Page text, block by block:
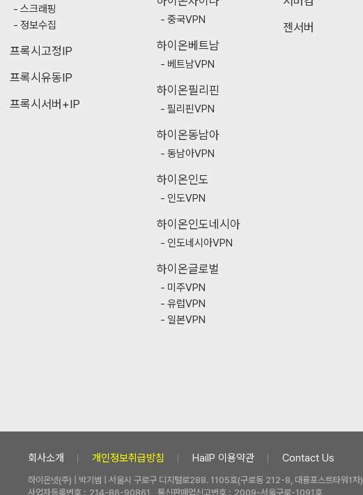
스크래핑
정보수집
프록시고정IP
프록시유동IP
프록시서버+IP
중국VPN
하이온베트남
베트남VPN
하이온필리핀
필리핀VPN
하이온동남아
동남아VPN
하이온인도
인도VPN
하이온인도네시아
인도네시아VPN
하이온글로벌
미주VPN
유럽VPN
일본VPN
젠서버
회사소개 개인정보취급방침 HaiIP 이용약관 Contact Us
하이온넷(주) | 박기범 | 서울시 구로구 디지털로288. 1105호(구로동 212-8, 대륭포스트타워1차)
사업자등록번호 : 214-86-90861 통신판매업신고번호 : 2009-서울구로-1091호